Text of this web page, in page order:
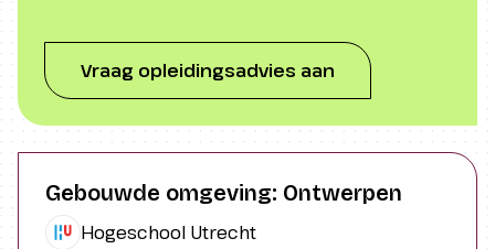
Vraag opleidingsadvies aan
Gebouwde omgeving: Ontwerpen
Hogeschool Utrecht